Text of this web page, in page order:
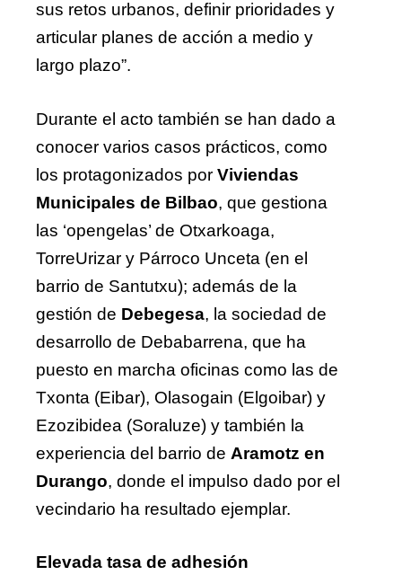
sus retos urbanos, definir prioridades y
articular planes de acción a medio y
largo plazo”.
Durante el acto también se han dado a
conocer varios casos prácticos, como
los protagonizados por Viviendas
Municipales de Bilbao, que gestiona
las ‘opengelas’ de Otxarkoaga,
TorreUrizar y Párroco Unceta (en el
barrio de Santutxu); además de la
gestión de Debegesa, la sociedad de
desarrollo de Debabarrena, que ha
puesto en marcha oficinas como las de
Txonta (Eibar), Olasogain (Elgoibar) y
Ezozibidea (Soraluze) y también la
experiencia del barrio de Aramotz en
Durango, donde el impulso dado por el
vecindario ha resultado ejemplar.
Elevada tasa de adhesión